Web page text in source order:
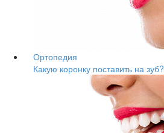
Ортопедия
Какую коронку поставить на зуб?